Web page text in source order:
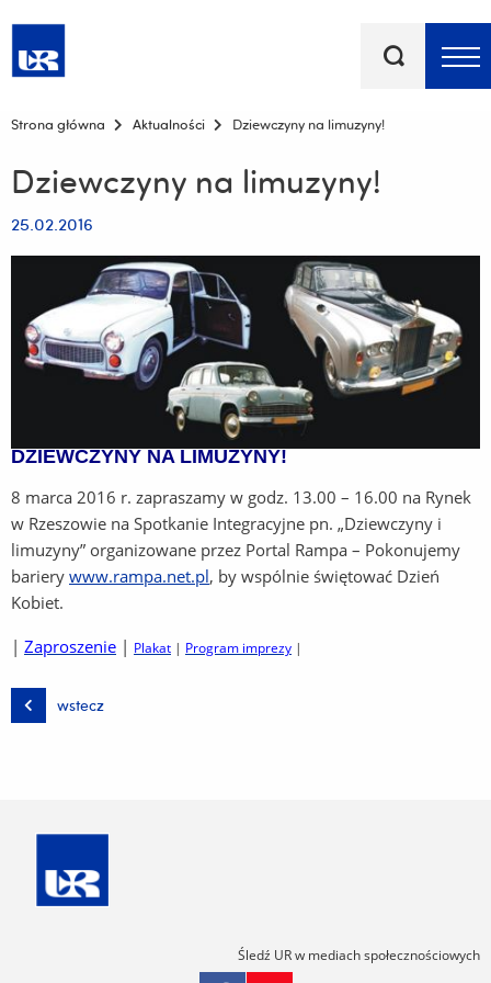
kluczowe
Menu - górna belka
Strona główna Aktualności Dziewczyny na limuzyny!
Dziewczyny na limuzyny!
25.02.2016
DZIEWCZYNY NA LIMUZYNY!
8 marca 2016 r. zapraszamy w godz. 13.00 – 16.00 na Rynek
w Rzeszowie na Spotkanie Integracyjne pn. „Dziewczyny i
limuzyny” organizowane przez Portal Rampa – Pokonujemy
bariery www.rampa.net.pl, by wspólnie świętować Dzień
Kobiet.
| Zaproszenie | Plakat | Program imprezy |
wstecz
Śledź UR w mediach społecznościowych